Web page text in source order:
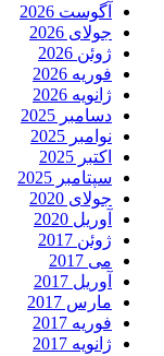
آگوست 2026
جولای 2026
ژوئن 2026
فوریه 2026
ژانویه 2026
دسامبر 2025
نوامبر 2025
اکتبر 2025
سپتامبر 2025
جولای 2020
آوریل 2020
ژوئن 2017
می 2017
آوریل 2017
مارس 2017
فوریه 2017
ژانویه 2017